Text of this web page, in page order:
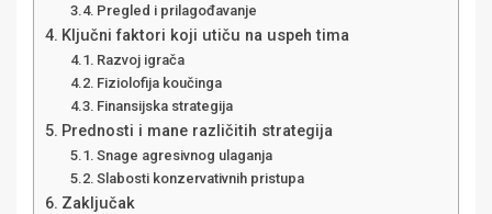
Pregled i prilagođavanje
Ključni faktori koji utiču na uspeh tima
Razvoj igrača
Fiziolofija koučinga
Finansijska strategija
Prednosti i mane različitih strategija
Snage agresivnog ulaganja
Slabosti konzervativnih pristupa
Zaključak